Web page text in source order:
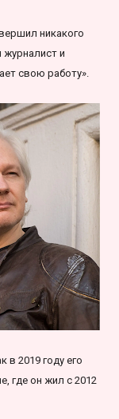
никакого
журналист и
свою работу».
в 2019 году его
где он жил с 2012